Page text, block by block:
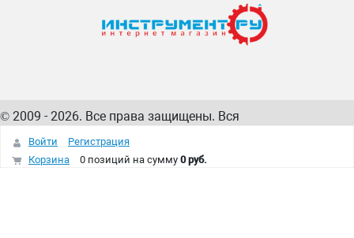
© 2009 - 2026. Все права защищены. Вся
информация на сайте – собственность
интернет-магазина
Войти
Регистрация
Корзина
0 позиций на сумму 0 руб.